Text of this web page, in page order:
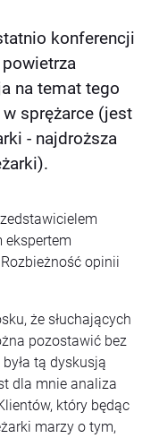
konferencji
na temat tego
sprężarce (jest
- najdroższa
ekspertem
opinii
że słuchających
pozostawić bez
tą dyskusją
dla mnie analiza
który będąc
marzy o tym,